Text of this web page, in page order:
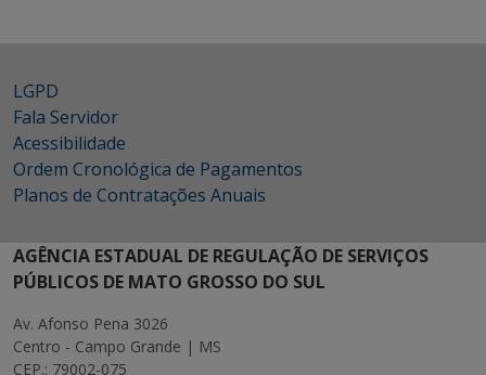
LGPD
Fala Servidor
Acessibilidade
Ordem Cronológica de Pagamentos
Planos de Contratações Anuais
AGÊNCIA ESTADUAL DE REGULAÇÃO DE SERVIÇOS
PÚBLICOS DE MATO GROSSO DO SUL
Av. Afonso Pena 3026
Centro - Campo Grande | MS
CEP.: 79002-075